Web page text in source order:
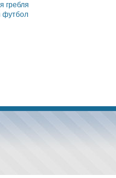
гребля
футбол